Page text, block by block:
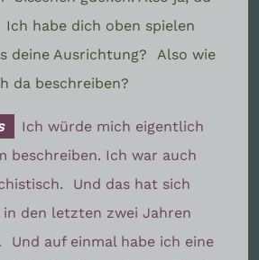
Ich habe dich oben spielen
deine Ausrichtung?
Also wie
da beschreiben?
Ich würde mich eigentlich
beschreiben. Ich war auch
Und das hat sich
den letzten zwei Jahren
Und auf einmal habe ich eine